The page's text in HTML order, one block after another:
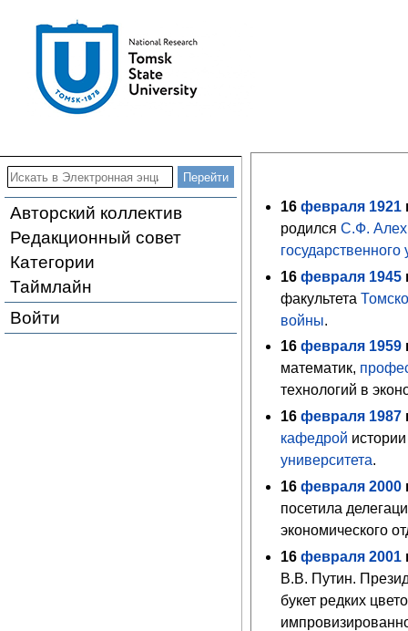
Авторский коллектив
Редакционный совет
Категории
Таймлайн
Войти
16 февраля 1921
родилсяС.Ф.
государственного
16 февраля 1945
факультета
войны.
16 февраля 1959
математик,
технологий в
16 февраля 1987
кафедрой
университета.
16 февраля 2000
посетила
экономического
16 февраля 2001
В.В. Путин.
букет редких